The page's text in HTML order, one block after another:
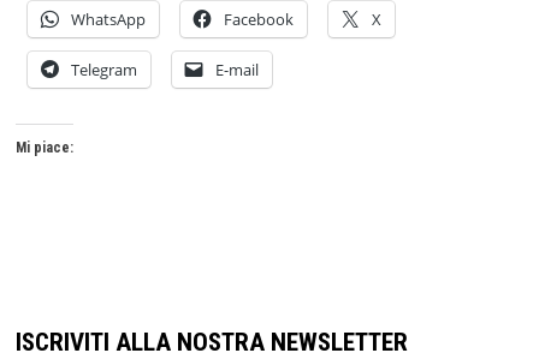
WhatsApp Facebook X
Telegram E-mail
Mi piace:
ISCRIVITI ALLA NOSTRA NEWSLETTER